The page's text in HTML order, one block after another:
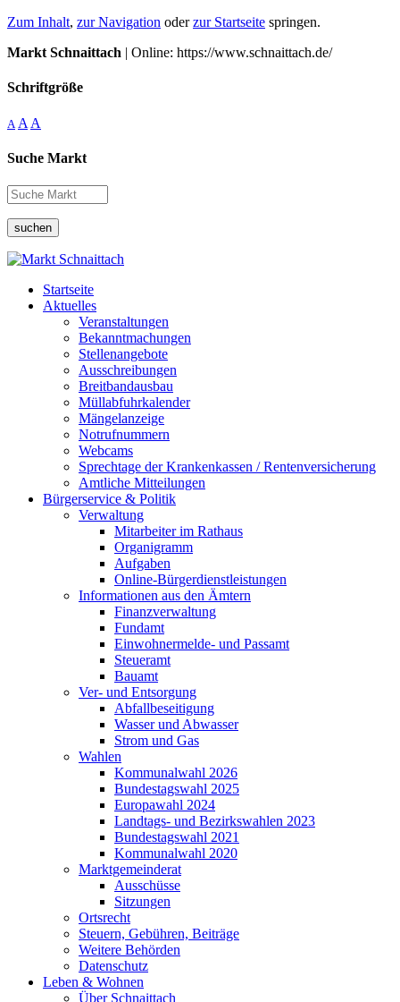
Zum Inhalt, zur Navigation oderzur Startseite springen.
Markt Schnaittach | Online: https://www.schnaittach.de/
Schriftgröße
A A A
Suche Markt
suchen
Startseite
Aktuelles
Veranstaltungen
Bekanntmachungen
Stellenangebote
Ausschreibungen
Breitbandausbau
Müllabfuhrkalender
Mängelanzeige
Notrufnummern
Webcams
Sprechtage der Krankenkassen / Rentenversicherung
Amtliche Mitteilungen
Bürgerservice & Politik
Verwaltung
Mitarbeiter im Rathaus
Organigramm
Aufgaben
Online-Bürgerdienstleistungen
Informationen aus den Ämtern
Finanzverwaltung
Fundamt
Einwohnermelde- und Passamt
Steueramt
Bauamt
Ver- und Entsorgung
Abfallbeseitigung
Wasser und Abwasser
Strom und Gas
Wahlen
Kommunalwahl 2026
Bundestagswahl 2025
Europawahl 2024
Landtags- und Bezirkswahlen 2023
Bundestagswahl 2021
Kommunalwahl 2020
Marktgemeinderat
Ausschüsse
Sitzungen
Ortsrecht
Steuern, Gebühren, Beiträge
Weitere Behörden
Datenschutz
Leben & Wohnen
Über Schnaittach